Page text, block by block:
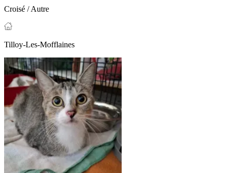
Croisé / Autre
Tilloy-Les-Mofflaines